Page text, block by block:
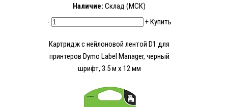
Наличие: Склад (МСК)
-
+Купить
Картридж с нейлоновой лентой D1 для
принтеров Dymo Label Manager, черный
шрифт, 3.5 м x 12 мм